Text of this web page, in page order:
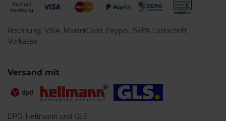
Rechnung, VISA, MasterCard, Paypal, SEPA Lastschrift,
Vorkasse
Versand mit
DPD, Hellmann und GLS